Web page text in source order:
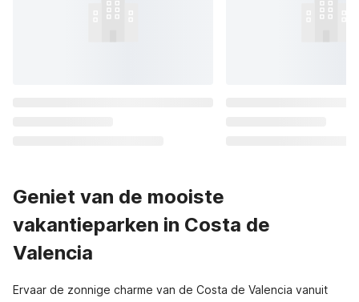
Geniet van de mooiste
vakantieparken in Costa de
Valencia
Ervaar de zonnige charme van de Costa de Valencia vanuit